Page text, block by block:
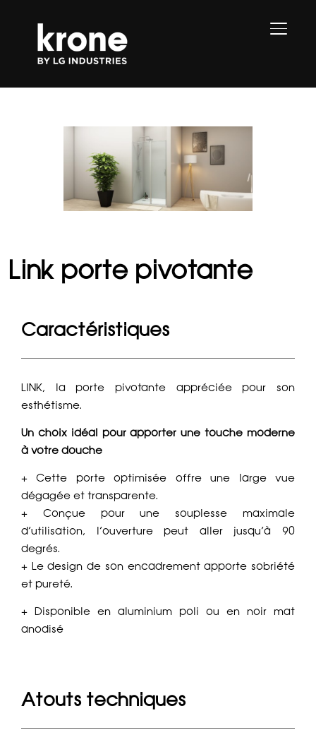
Link porte pivotante
Caractéristiques
LINK, la porte pivotante appréciée pour son
esthétisme.
Un choix idéal pour apporter une touche moderne
à votre douche
+ Cette porte optimisée offre une large vue
dégagée et transparente.
+ Conçue pour une souplesse maximale
d’utilisation, l’ouverture peut aller jusqu’à 90
degrés.
+ Le design de son encadrement apporte sobriété
et pureté.
+ Disponible en aluminium poli ou en noir mat
anodisé
Atouts techniques